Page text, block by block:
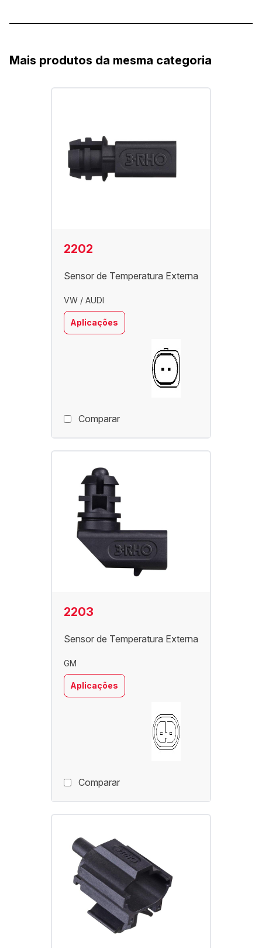
Mais produtos da mesma categoria
2202
Sensor de Temperatura Externa
VW / AUDI
Aplicações
Comparar
2203
Sensor de Temperatura Externa
GM
Aplicações
Comparar